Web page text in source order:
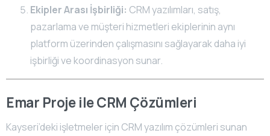
Ekipler Arası İşbirliği: CRM yazılımları, satış,
pazarlama ve müşteri hizmetleri ekiplerinin aynı
platform üzerinden çalışmasını sağlayarak daha iyi
işbirliği ve koordinasyon sunar.
Emar Proje ile CRM Çözümleri
Kayseri’deki işletmeler için CRM yazılım çözümleri sunan